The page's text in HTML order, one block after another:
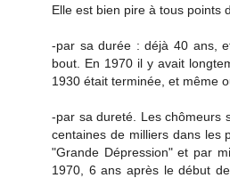
Elle est bien pire à tous points
-par sa durée : déjà 40 ans,
bout. En 1970 il y avait
1930 était terminée, et même
-par sa dureté. Les chômeurs
centaines de milliers dans les
"Grande Dépression" et par
1970, 6 ans après le début